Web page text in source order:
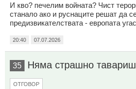
И кво? печелим войната? Чист
станало ако и руснаците решат да
предизвикателствата - европата
20:40 07.07.2026
35 Няма страшно
ОТГОВОР